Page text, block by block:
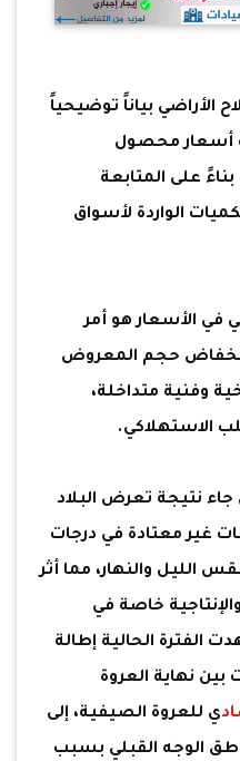
الأراضي بياناً توضيحياً
أسعار محصول
على المتابعة
الواردة لأسواق
في الأسعار هو أمر
حجم المعروض
وفنية متداخلة،
الاستهلاكي.
نتيجة تعرض البلاد
غير معتادة في درجات
الليل والنهار، مما أثر
خاصة في
الفترة الحالية إطالة
نهاية العروة
ي للعروة الصيفية، إلى
الوجه القبلي بسبب